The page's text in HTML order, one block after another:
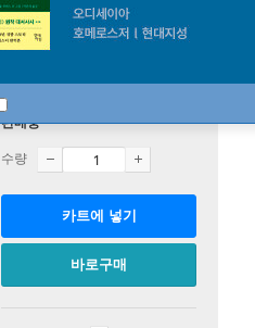
판매중
수량
카트에 넣기
바로구매